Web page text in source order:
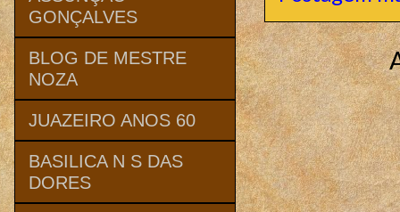
GONÇALVES
BLOG DE MESTRE
NOZA
JUAZEIRO ANOS 60
BASILICA N S DAS
DORES